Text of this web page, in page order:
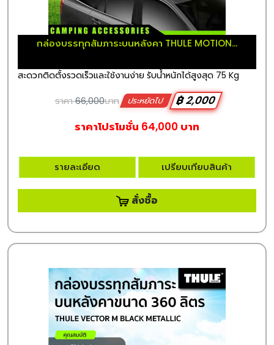
กล่องบรรทุกสัมภาระบนหลังคา THULE MOTION...
สะดวกติดตั้งรวดเร็วและใช้งานง่าย รับน้ำหนักได้สูงสุด 75 Kg
ราคา66,000บาท ประหยัดไป
฿ 2,000
ราคาโปรโมชั่น 64,000 บาท
รายละเอียด เปรียบเทียบสินค้า
สั่งซื้อ